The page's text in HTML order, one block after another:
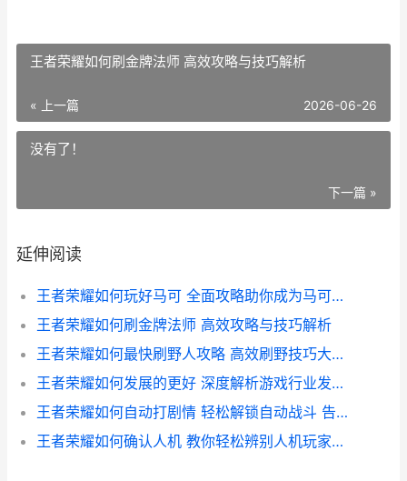
王者荣耀如何刷金牌法师 高效攻略与技巧解析
« 上一篇 2026-06-26
没有了！
下一篇 »
延伸阅读
王者荣耀如何玩好马可 全面攻略助你成为马可波罗战场高手
王者荣耀如何刷金牌法师 高效攻略与技巧解析
王者荣耀如何最快刷野人攻略 高效刷野技巧大揭秘
王者荣耀如何发展的更好 深度解析游戏行业发展趋势与优化策略
王者荣耀如何自动打剧情 轻松解锁自动战斗 告别手动操作烦恼
王者荣耀如何确认人机 教你轻松辨别人机玩家技巧解析